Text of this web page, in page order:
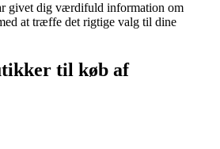
givet dig værdifuld information om
at træffe det rigtige valg til dine
til køb af